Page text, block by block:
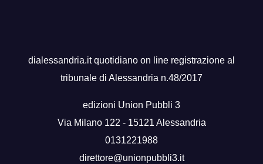
dialessandria.it quotidiano on line registrazione al
tribunale di Alessandria n.48/2017
edizioni Union Pubbli 3
Via Milano 122 - 15121 Alessandria
0131221988
direttore@unionpubbli3.it